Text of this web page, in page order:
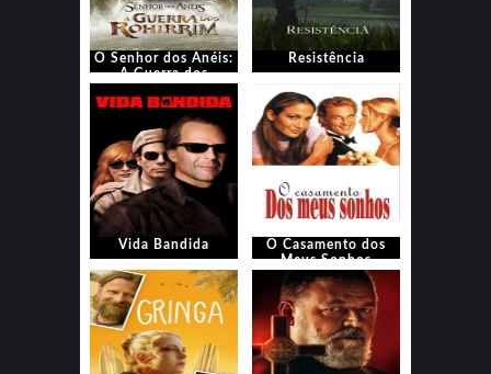
O Senhor dos Anéis:
A Guerra dos
Resistência
Vida Bandida
O Casamento dos
Meus Sonhos